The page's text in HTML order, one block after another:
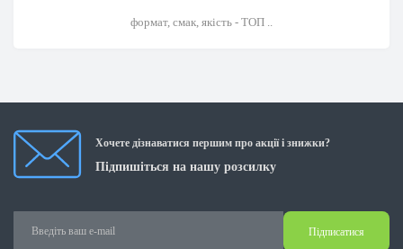
формат, смак, якість - ТОП ..
Хочете дізнаватися першим про акції і знижки?
Підпишіться на нашу розсилку
Підписатися